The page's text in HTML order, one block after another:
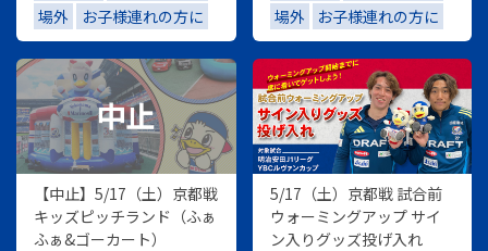
場外
お子様連れの方に
場外
お子様連れの方に
【中止】5/17（土）京都戦
キッズピッチランド（ふぁ
ふぁ&ゴーカート）
5/17（土）京都戦 試合前
ウォーミングアップ サイ
ン入りグッズ投げ入れ